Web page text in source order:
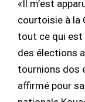
«Il m’est
courtoisie à la
tout ce qui est
des élections
tournions dos
affirmé pour